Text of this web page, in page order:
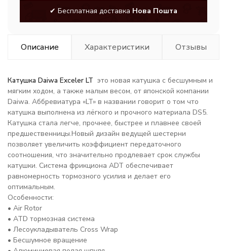
✔ Бесплатная доставка Нова Пошта
Описание Характеристики Отзывы
Катушка Daiwa Exceler LT это новая катушка с бесшумным и
мягким ходом, а также малым весом, от японской компании
Daiwa. Аббревиатура «LT» в названии говорит о том что
катушка выполнена из лёгкого и прочного материала DS5.
Катушка стала легче, прочнее, быстрее и плавнее своей
предшественницы.Новый дизайн ведущей шестерни
позволяет увеличить коэффициент передаточного
соотношения, что значительно продлевает срок службы
катушки. Система фрикциона ADT обеспечивает
равномерность тормозного усилия и делает его
оптимальным.
Особенности:
• Air Rotor
• ATD тормозная система
• Лесоукладыватель Cross Wrap
• Бесшумное вращение